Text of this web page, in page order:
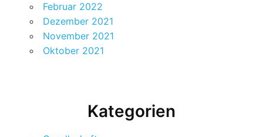
Februar 2022
Dezember 2021
November 2021
Oktober 2021
Kategorien